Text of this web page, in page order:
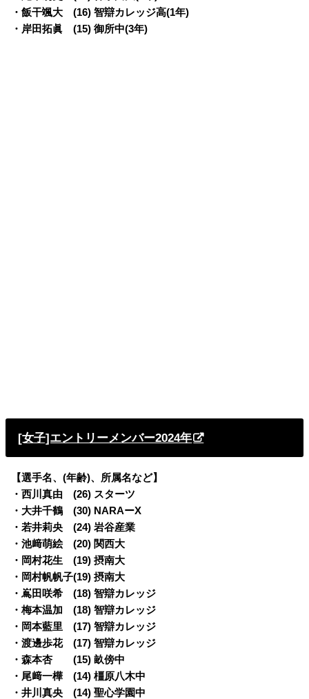
・飯干颯大 (16) 智辯カレッジ高(1年)
・岸田拓眞 (15) 御所中(3年)
[女子]エントリーメンバー2024年
【選手名、(年齢)、所属名など】
・西川真由 (26) スターツ
・大井千鶴 (30) NARAーX
・若井莉央 (24) 岩谷産業
・池﨑萌絵 (20) 関西大
・岡村花生 (19) 摂南大
・岡村帆帆子(19) 摂南大
・嶌田咲希 (18) 智辯カレッジ
・梅本温加 (18) 智辯カレッジ
・岡本藍里 (17) 智辯カレッジ
・渡邊歩花 (17) 智辯カレッジ
・森本杏 (15) 畝傍中
・尾﨑一樺 (14) 橿原八木中
・井川真央 (14) 聖心学園中